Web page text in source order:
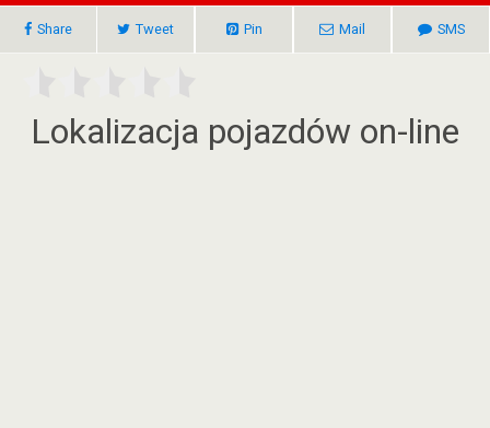
Share Tweet Pin Mail SMS
Lokalizacja pojazdów on-line